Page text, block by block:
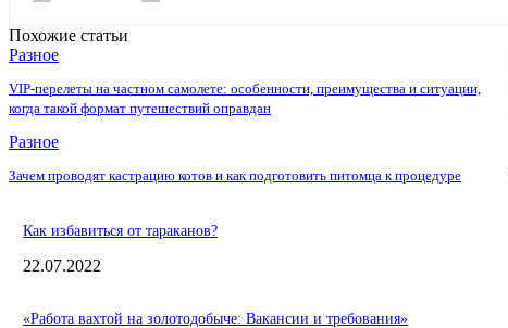
Похожие статьи
Разное
VIP-перелеты на частном самолете: особенности, преимущества и ситуации,
когда такой формат путешествий оправдан
Разное
Зачем проводят кастрацию котов и как подготовить питомца к процедуре
Как избавиться от тараканов?
22.07.2022
«Работа вахтой на золотодобыче: Вакансии и требования»